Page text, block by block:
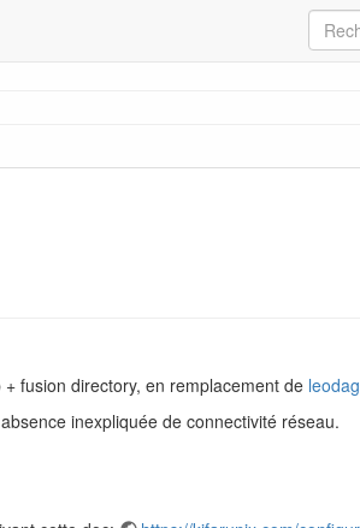
fusion directory, en remplacement de
inexpliquée de connectivité réseau.